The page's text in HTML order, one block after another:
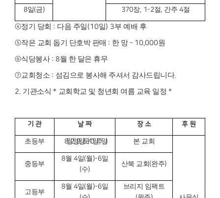
8일(금) 370장, 1-2절, 간주 4절
④정기 당회 : 다음 주일(10일) 3부 예배 후
⑤작은 교회 돕기 단호박 판매 : 한 망 - 10,000원
⑥식당봉사 : 8월 한 달은 휴무
⑦교회청소 : 섬김으로 봉사해 주셔서 감사드립니다.
2. 기관소식 * 교회학교 및 청년회 여름 교육 일정 *
기 관 날 짜 장 소 후 원
초등부 8월2일, 9일토)-10일주일 본 교회
중등부
8월 4일(월 )-6일
(수)
산북 교회 (완주)
고등부
8월 4일(월 )-6일 브리지 임팩트